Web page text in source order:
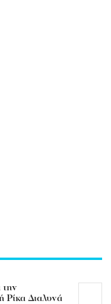
την
Ρίκα Διαλυνά